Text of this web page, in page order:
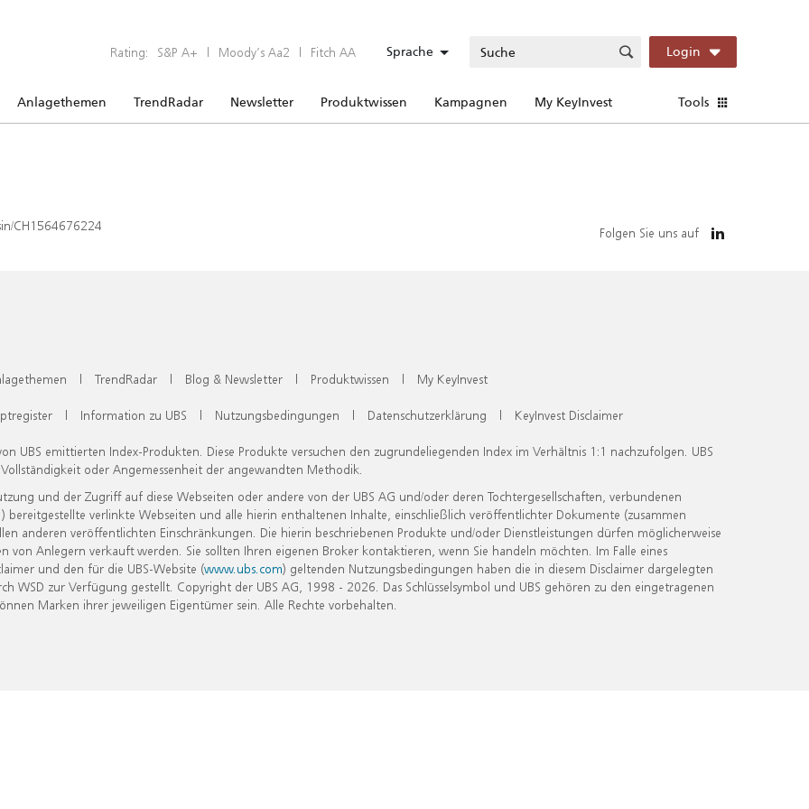
Rating: S&P A+ | Moody’s Aa2 | Fitch AA Sprache Login
Anlagethemen TrendRadar Newsletter Produktwissen Kampagnen My KeyInvest Tools
CH1564676224 Folgen Sie uns auf
| TrendRadar | Blog & Newsletter | Produktwissen | My KeyInvest
| Information zu UBS | Nutzungsbedingungen | Datenschutzerklärung | KeyInvest Disclaimer
UBS emittierten Index-Produkten. Diese Produkte versuchen den zugrundeliegenden Index im Verhältnis 1:1 nachzufolgen. UBS
oder Angemessenheit der angewandten Methodik.
und der Zugriff auf diese Webseiten oder andere von der UBS AG und/oder deren Tochtergesellschaften, verbundenen
verlinkte Webseiten und alle hierin enthaltenen Inhalte, einschließlich veröffentlichter Dokumente (zusammen
anderen veröffentlichten Einschränkungen. Die hierin beschriebenen Produkte und/oder Dienstleistungen dürfen möglicherweise
Anlegern verkauft werden. Sie sollten Ihren eigenen Broker kontaktieren, wenn Sie handeln möchten. Im Falle eines
und den für die UBS-Website (www.ubs.com) geltenden Nutzungsbedingungen haben die in diesem Disclaimer dargelegten
zur Verfügung gestellt. Copyright der UBS AG, 1998 - 2026. Das Schlüsselsymbol und UBS gehören zu den eingetragenen
Marken ihrer jeweiligen Eigentümer sein. Alle Rechte vorbehalten.